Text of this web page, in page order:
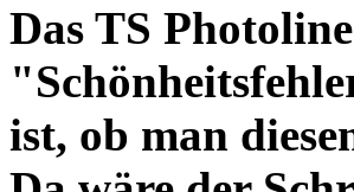
Das TS
ist, ob man